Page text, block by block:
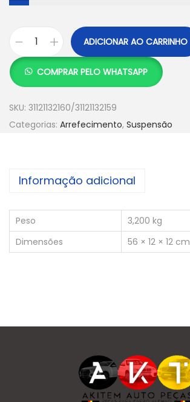
ADICIONAR AO CARRINHO
COMPRAR PELO WHATSAPP
SKU: 31121132160/31121132159
Categorias: Arrefecimento, Suspensão
Informação adicional
Peso
3,200 kg
Dimensões
56 × 12 × 12 cm